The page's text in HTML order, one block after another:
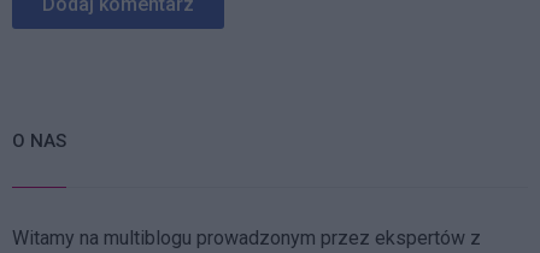
O NAS
Witamy na multiblogu prowadzonym przez ekspertów z